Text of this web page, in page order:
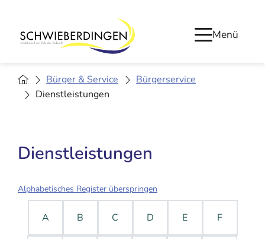
Menü
Bürger & Service
Bürgerservice
Dienstleistungen
Dienstleistungen
Alphabetisches Register überspringen
A B C D E F